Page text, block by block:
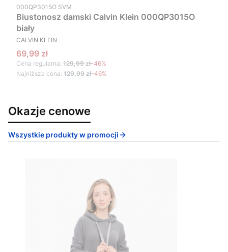
Kod produktu
000QP3015O SVM
Biustonosz damski Calvin Klein 000QP3015O
biały
PRODUCENT
CALVIN KLEIN
Cena promocyjna
69,99 zł
Cena regularna: 129,99 zł-46%
Najniższa cena: 129,99 zł-46%
Okazje cenowe
Wszystkie produkty w promocji